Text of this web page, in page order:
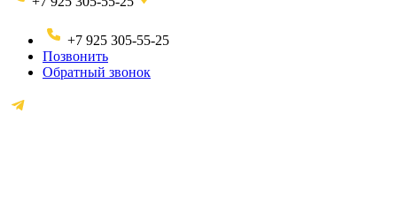
+7 925 305-55-25
Позвонить
Обратный звонок